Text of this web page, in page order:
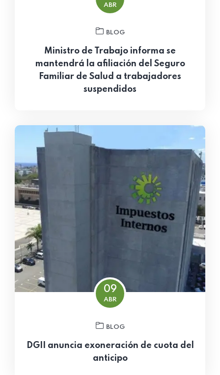
ABR
BLOG
Ministro de Trabajo informa se
mantendrá la afiliación del Seguro
Familiar de Salud a trabajadores
suspendidos
09
ABR
BLOG
DGII anuncia exoneración de cuota del
anticipo